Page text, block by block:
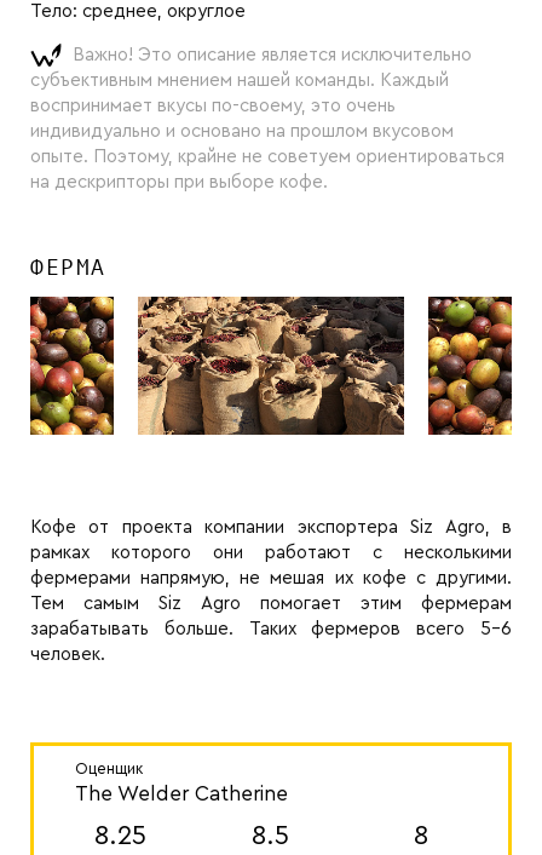
Тело: среднее, округлое
Важно! Это описание является исключительно
субъективным мнением нашей команды. Каждый
воспринимает вкусы по-своему, это очень
индивидуально и основано на прошлом вкусовом
опыте. Поэтому, крайне не советуем ориентироваться
на дескрипторы при выборе кофе.
ФЕРМА
Кофе от проекта компании экспортера Siz Agro, в
рамках которого они работают с несколькими
фермерами напрямую, не мешая их кофе с другими.
Тем самым Siz Agro помогает этим фермерам
зарабатывать больше. Таких фермеров всего 5-6
человек.
Оценщик
The Welder Catherine
8.25 8.5 8